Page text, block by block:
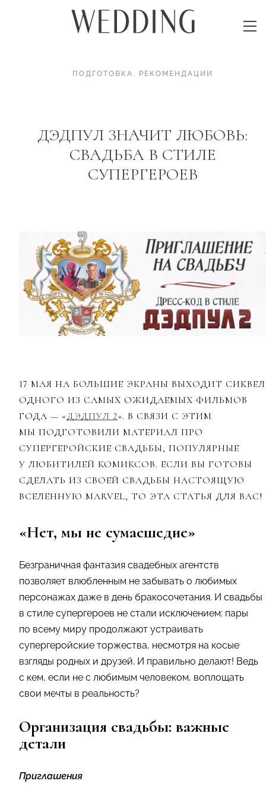
ПОДГОТОВКА. РЕКОМЕНДАЦИИ
ДЭДПУЛ ЗНАЧИТ ЛЮБОВЬ:
СВАДЬБА В СТИЛЕ
СУПЕРГЕРОЕВ
17 МАЯ НА БОЛЬШИЕ ЭКРАНЫ ВЫХОДИТ СИКВЕЛ
ОДНОГО ИЗ САМЫХ ОЖИДАЕМЫХ ФИЛЬМОВ
ГОДА — «ДЭДПУЛ 2». В СВЯЗИ С ЭТИМ
МЫ ПОДГОТОВИЛИ МАТЕРИАЛ ПРО
СУПЕРГЕРОЙСКИЕ СВАДЬБЫ, ПОПУЛЯРНЫЕ
У ЛЮБИТИЛЕЙ КОМИКСОВ. ЕСЛИ ВЫ ГОТОВЫ
СДЕЛАТЬ ИЗ СВОЕЙ СВАДЬБЫ НАСТОЯЩУЮ
ВСЕЛЕННУЮ MARVEL, ТО ЭТА СТАТЬЯ ДЛЯ ВАС!
«Нет, мы не сумасшедие»
Безграничная фантазия свадебных агентств
позволяет влюбленным не забывать о любимых
персонажах даже в день бракосочетания. И свадьбы
в стиле супергероев не стали исключением: пары
по всему миру продолжают устраивать
супергеройские торжества, несмотря на косые
взгляды родных и друзей. И правильно делают! Ведь
с кем, если не с любимым человеком, воплощать
свои мечты в реальность?
Организация свадьбы: важные
детали
Приглашения